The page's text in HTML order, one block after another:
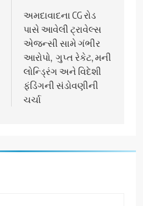
અમદાવાદના CG રોડ
પાસે આવેલી ટ્રાવેલ્સ
એજન્સી સામે ગંભીર
આરોપો, ગુપ્ત રેકેટ, મની
લોન્ડ્રિંગ અને વિદેશી
ફંડિંગની સંડોવણીની
ચર્ચા